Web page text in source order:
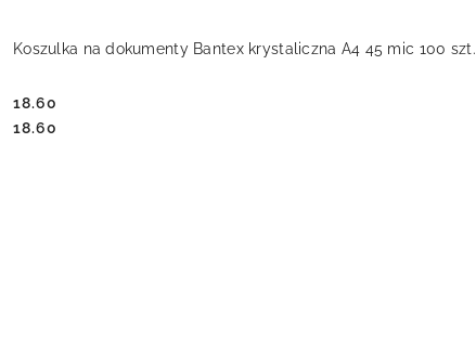
Koszulka na dokumenty Bantex krystaliczna A4 45 mic 100 szt.
Cena:
18.60
Cena:
18.60